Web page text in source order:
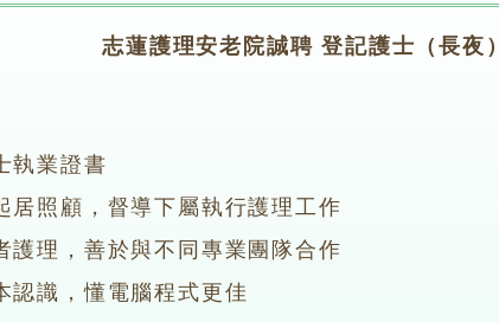
志蓮護理安老院誠聘 登記護士（長夜）
執業證書
居照顧，督導下屬執行護理工作
護理，善於與不同專業團隊合作
認識，懂電腦程式更佳